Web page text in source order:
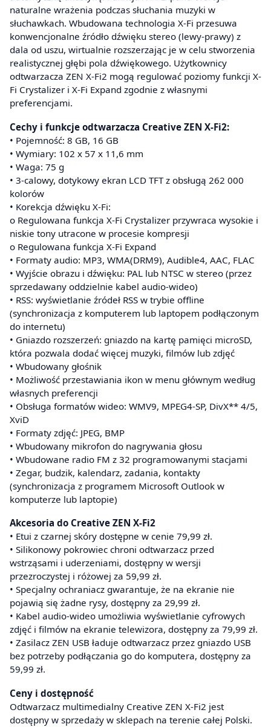
naturalne wrażenia podczas słuchania muzyki w
słuchawkach. Wbudowana technologia X-Fi przesuwa
konwencjonalne źródło dźwięku stereo (lewy-prawy) z
dala od uszu, wirtualnie rozszerzając je w celu stworzenia
realistycznej głębi pola dźwiękowego. Użytkownicy
odtwarzacza ZEN X-Fi2 mogą regulować poziomy funkcji X-
Fi Crystalizer i X-Fi Expand zgodnie z własnymi
preferencjami.
Cechy i funkcje odtwarzacza Creative ZEN X-Fi2:
• Pojemność: 8 GB, 16 GB
• Wymiary: 102 x 57 x 11,6 mm
• Waga: 75 g
• 3-calowy, dotykowy ekran LCD TFT z obsługą 262 000
kolorów
• Korekcja dźwięku X-Fi:
o Regulowana funkcja X-Fi Crystalizer przywraca wysokie i
niskie tony utracone w procesie kompresji
o Regulowana funkcja X-Fi Expand
• Formaty audio: MP3, WMA(DRM9), Audible4, AAC, FLAC
• Wyjście obrazu i dźwięku: PAL lub NTSC w stereo (przez
sprzedawany oddzielnie kabel audio-wideo)
• RSS: wyświetlanie źródeł RSS w trybie offline
(synchronizacja z komputerem lub laptopem podłączonym
do internetu)
• Gniazdo rozszerzeń: gniazdo na kartę pamięci microSD,
która pozwala dodać więcej muzyki, filmów lub zdjęć
• Wbudowany głośnik
• Możliwość przestawiania ikon w menu głównym według
własnych preferencji
• Obsługa formatów wideo: WMV9, MPEG4-SP, DivX** 4/5,
XviD
• Formaty zdjęć: JPEG, BMP
• Wbudowany mikrofon do nagrywania głosu
• Wbudowane radio FM z 32 programowanymi stacjami
• Zegar, budzik, kalendarz, zadania, kontakty
(synchronizacja z programem Microsoft Outlook w
komputerze lub laptopie)
Akcesoria do Creative ZEN X-Fi2
• Etui z czarnej skóry dostępne w cenie 79,99 zł.
• Silikonowy pokrowiec chroni odtwarzacz przed
wstrząsami i uderzeniami, dostępny w wersji
przezroczystej i różowej za 59,99 zł.
• Specjalny ochraniacz gwarantuje, że na ekranie nie
pojawią się żadne rysy, dostępny za 29,99 zł.
• Kabel audio-wideo umożliwia wyświetlanie cyfrowych
zdjęć i filmów na ekranie telewizora, dostępny za 79,99 zł.
• Zasilacz ZEN USB ładuje odtwarzacz przez gniazdo USB
bez potrzeby podłączania go do komputera, dostępny za
59,99 zł.
Ceny i dostępność
Odtwarzacz multimedialny Creative ZEN X-Fi2 jest
dostępny w sprzedaży w sklepach na terenie całej Polski.